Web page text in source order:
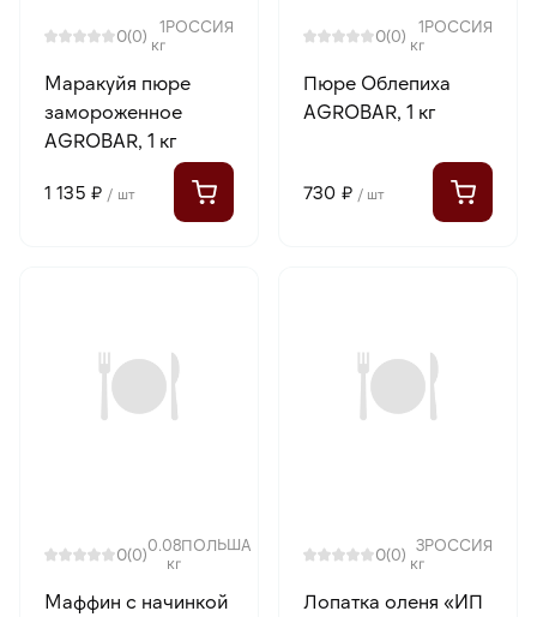
0(0)
1
кг
РОССИЯ
Маракуйя пюре
замороженное
AGROBAR, 1 кг
1 135 ₽ / шт
0(0)
1
кг
РОССИЯ
Пюре Облепиха
AGROBAR, 1 кг
730 ₽ / шт
0(0)0.08
кг
ПОЛЬША
Маффин с начинкой
0(0) 3
кг
РОССИЯ
Лопатка оленя «ИП